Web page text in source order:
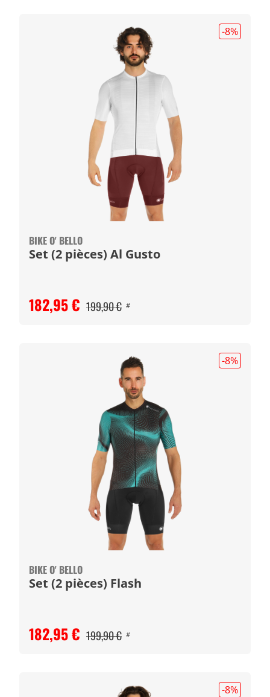
-8%
BIKE O' BELLO
Set (2 pièces) Al Gusto
182,95 € 199,90 € #
-8%
BIKE O' BELLO
Set (2 pièces) Flash
182,95 € 199,90 € #
-8%